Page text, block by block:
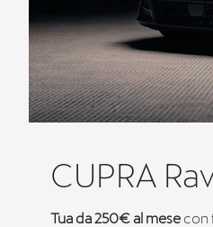
CUPRA
Tua da 250€ al mese con